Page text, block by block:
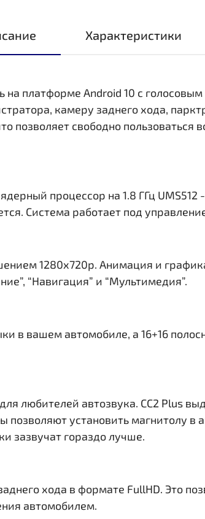
Характеристики
на платформе Android 10 с
камеру заднего хода,
позволяет свободно
процессор на 1.8 ГГц UMS512
Система работает под
1280x720р. Анимация и
“Навигация” и “Мультимедия”.
в вашем автомобиле, а 16+16
любителей автозвука. CC2 Plus
позволяют установить магнитолу в
зазвучат гораздо лучше.
хода в формате FullHD. Это
автомобилем.